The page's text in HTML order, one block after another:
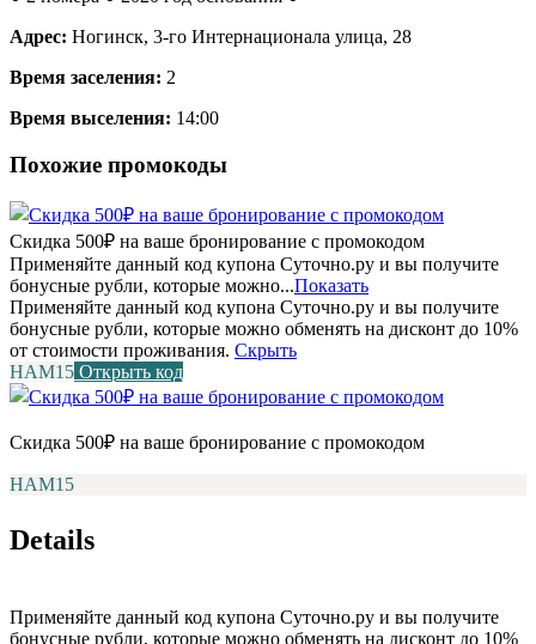
Адрес: Ногинск, 3-го Интернационала улица, 28
Время заселения: 2
Время выселения: 14:00
Похожие промокоды
Скидка 500₽ на ваше бронирование с промокодом
Применяйте данный код купона Суточно.ру и вы получите
бонусные рубли, которые можно...Показать
Применяйте данный код купона Суточно.ру и вы получите
бонусные рубли, которые можно обменять на дисконт до 10%
от стоимости проживания. Скрыть
НАМ15 Открыть код
Скидка 500₽ на ваше бронирование с промокодом
НАМ15
Details
Применяйте данный код купона Суточно.ру и вы получите
бонусные рубли, которые можно обменять на дисконт до 10%